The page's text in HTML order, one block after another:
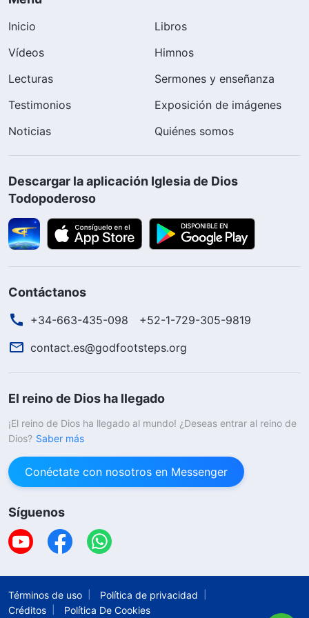
Inicio
Libros
Vídeos
Himnos
Lecturas
Sermones y enseñanza
Testimonios
Exposición de imágenes
Noticias
Quiénes somos
Descargar la aplicación Iglesia de Dios
Todopoderoso
Contáctanos
+34-663-435-098
+52-1-729-305-9819
contact.es@godfootsteps.org
El reino de Dios ha llegado
¡El reino de Dios ha llegado al mundo! ¿Deseas entrar al reino de
Dios? Saber más
Conéctate con nosotros en Messenger
Síguenos
Términos de uso
Política de privacidad
Créditos
Política De Cookies